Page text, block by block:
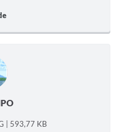
| 593,77 KB